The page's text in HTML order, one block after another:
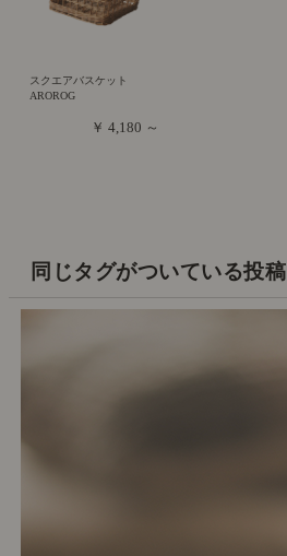
スクエアバスケット
AROROG
￥ 4,180 ～
同じタグがついている投稿